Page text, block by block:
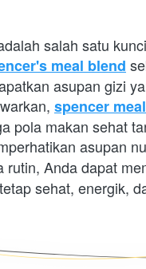
salah satu
meal blend
asupan gizi
spencer
pola makan sehat
asupan
rutin, Anda dapat
sehat, energik,